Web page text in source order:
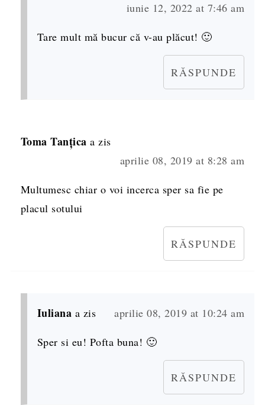
iunie 12, 2022 at 7:46 am
Tare mult mă bucur că v-au plăcut! 🙂
RĂSPUNDE
Toma Tanțica a zis
aprilie 08, 2019 at 8:28 am
Multumesc chiar o voi incerca sper sa fie pe
placul sotului
RĂSPUNDE
Iuliana a zis aprilie 08, 2019 at 10:24 am
Sper si eu! Pofta buna! 🙂
RĂSPUNDE